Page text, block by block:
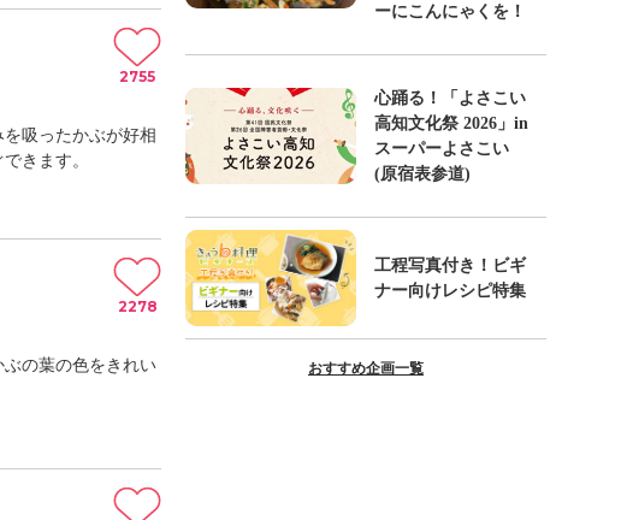
吸ったかぶが好相
きます。
2755
の葉の色をきれい
2278
ーにこんにゃくを！
心踊る！「よさこい
高知文化祭 2026」in
スーパーよさこい
(原宿表参道)
工程写真付き！ビギ
ナー向けレシピ特集
おすすめ企画一覧